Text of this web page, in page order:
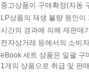
중고상품이 구매확정(자동
LP상품의 재생 불량 원인
시간의 경과에 의해 재판매
전자상거래 등에서의 소비
eBook 세트 상품은 일괄 구
1개의 상품으로 취급 및 판